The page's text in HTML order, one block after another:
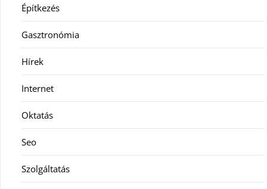
Építkezés
Gasztronómia
Hírek
Internet
Oktatás
Seo
Szolgáltatás